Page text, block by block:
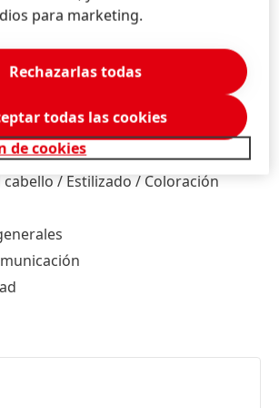
al Cliente*
Selladores y Tratamientos
de Consumo y para
para la Construcción
cabello / Estilizado / Coloración
para marketing.
de cookies
Rechazarlas todas
todas las cookies